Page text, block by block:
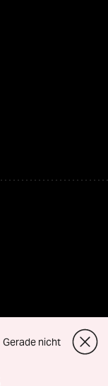
Gerade nicht